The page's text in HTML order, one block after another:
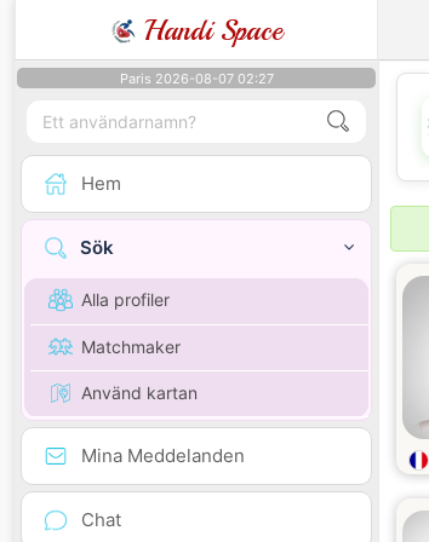
Handi Space
Paris 2026-08-07 02:27
Hem
Sök
Alla profiler
Matchmaker
Använd kartan
Mina Meddelanden
Chat